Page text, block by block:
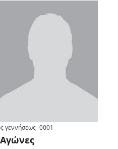
γεννήσεως-0001
Αγώνες